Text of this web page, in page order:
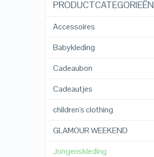
PRODUCTCATEGORIEËN
Accessoires
Babykleding
Cadeaubon
Cadeautjes
children's clothing
GLAMOUR WEEKEND
Jongenskleding